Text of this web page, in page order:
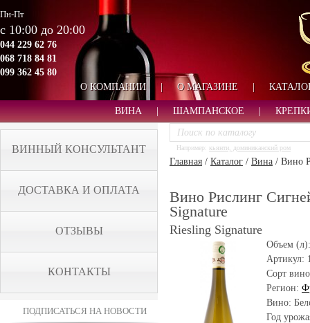
Пн-Пт
с 10:00 до 20:00
044 229 62 76
068 718 84 81
099 362 45 80
О КОМПАНИИ
| О МАГАЗИНЕ |
ВИНА ШАМПАНСКОЕ
ВИННЫЙ КОНСУЛЬТАНТ
ДОСТАВКА И ОПЛАТА
ОТЗЫВЫ
КОНТАКТЫ
ПОДПИСАТЬСЯ НА НОВОСТИ
Например: кьянти, доминиканский ром
Главная / Каталог / Вина / Вино
Вино Рислинг
Signature
Riesling Signature
Объем
Артикул:
Сорт
Регион:
Вино:
Год